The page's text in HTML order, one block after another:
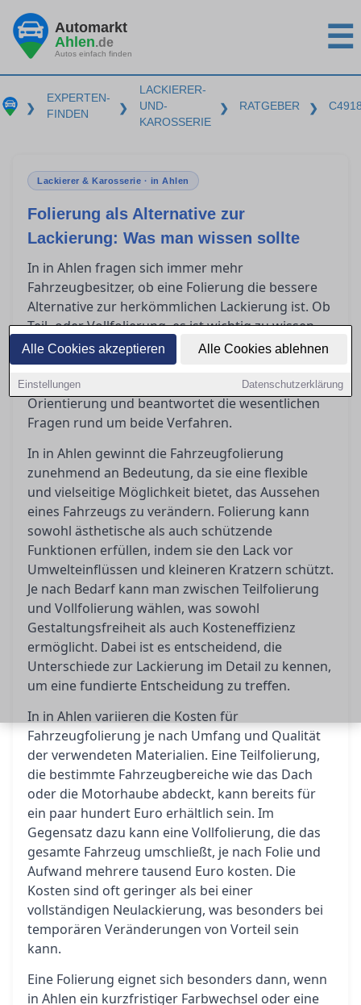
Alle Cookies akzeptieren Alle Cookies ablehnen
Einstellungen Datenschutzerklärung
Automarkt
Ahlen.de
Autos einfach finden ☰
❯
EXPERTEN-
FINDEN
❯
LACKIERER-
UND-
KAROSSERIE
❯ RATGEBER ❯
Lackierer & Karosserie · in Ahlen
Folierung als Alternative zur
Lackierung: Was man wissen sollte
In in Ahlen fragen sich immer mehr
Fahrzeugbesitzer, ob eine Folierung die bessere
Alternative zur herkömmlichen Lackierung ist. Ob
Teil- oder Vollfolierung, es ist wichtig zu wissen,
was diese Techniken leisten können, was sie
kosten und wann sie gegenüber einer Lackierung
sinnvoller sind. Dieser Artikel bietet eine klare
Orientierung und beantwortet die wesentlichen
Fragen rund um beide Verfahren.
In in Ahlen gewinnt die Fahrzeugfolierung
zunehmend an Bedeutung, da sie eine flexible
und vielseitige Möglichkeit bietet, das Aussehen
eines Fahrzeugs zu verändern. Folierung kann
sowohl ästhetische als auch schützende
Funktionen erfüllen, indem sie den Lack vor
Umwelteinflüssen und kleineren Kratzern schützt.
Je nach Bedarf kann man zwischen Teilfolierung
und Vollfolierung wählen, was sowohl
Gestaltungsfreiheit als auch Kosteneffizienz
ermöglicht. Dabei ist es entscheidend, die
Unterschiede zur Lackierung im Detail zu kennen,
um eine fundierte Entscheidung zu treffen.
In in Ahlen variieren die Kosten für
Fahrzeugfolierung je nach Umfang und Qualität
der verwendeten Materialien. Eine Teilfolierung,
die bestimmte Fahrzeugbereiche wie das Dach
oder die Motorhaube abdeckt, kann bereits für
ein paar hundert Euro erhältlich sein. Im
Gegensatz dazu kann eine Vollfolierung, die das
gesamte Fahrzeug umschließt, je nach Folie und
Aufwand mehrere tausend Euro kosten. Die
Kosten sind oft geringer als bei einer
vollständigen Neulackierung, was besonders bei
temporären Veränderungen von Vorteil sein
kann.
Eine Folierung eignet sich besonders dann, wenn
in Ahlen ein kurzfristiger Farbwechsel oder eine